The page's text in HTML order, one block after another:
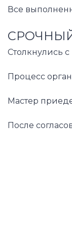
Все
Столкнулись
Процесс
Мастер
После